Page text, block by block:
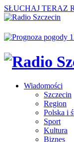
SŁUCHAJ TERAZ
Wiadomości
Szczecin
Region
Polska i
Sport
Kultura
Biznes